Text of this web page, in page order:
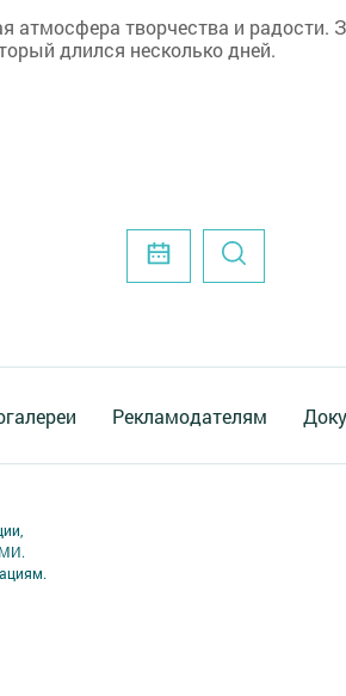
атмосфера творчества и радости.
длился несколько дней.
Рекламодателям